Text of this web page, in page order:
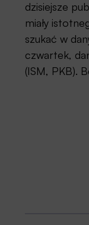
dzisiejsze
miały
szukać w
czwartek,
(ISM, PKB).